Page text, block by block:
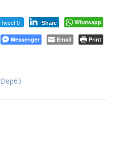
Tweet 0 Share Whatsapp
Messenger Email Print
Dep63